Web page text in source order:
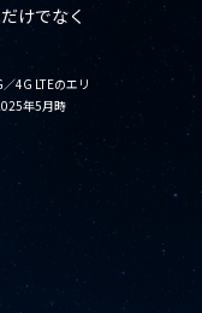
けでなく
4G LTEのエリ
年5月時